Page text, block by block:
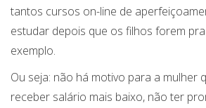
tantos cursos on-line de
estudar depois que os filhos forem
exemplo.
Ou seja: não há motivo para a mulher
receber salário mais baixo, não ter